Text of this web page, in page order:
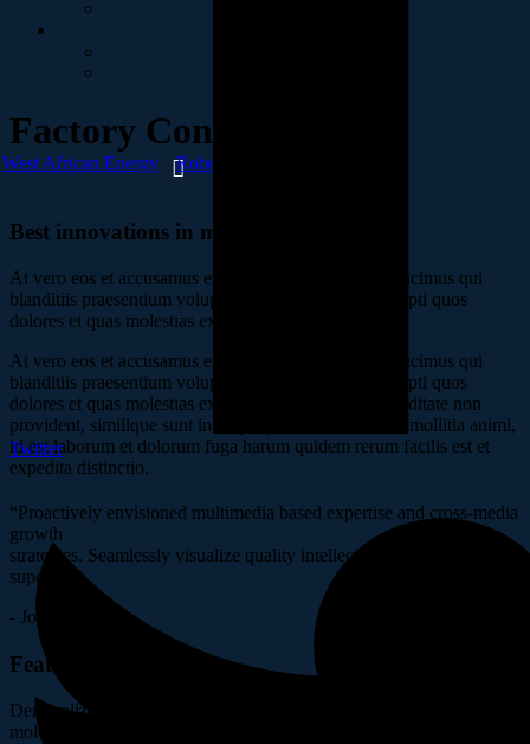
Twitter
Factory Conveyors
West African Energy Robotic
Best innovations in metallurgy
At vero eos et accusamus et iusto odio dignissimos ducimus qui
blanditiis praesentium voluptatum deleniti atque corrupti quos
dolores et quas molestias excepturi.
At vero eos et accusamus et iusto odio dignissimos ducimus qui
blanditiis praesentium voluptatum deleniti atque corrupti quos
dolores et quas molestias excepturi sint occaecati cupiditate non
provident, similique sunt in culpa qui officia deserunt mollitia animi,
id est laborum et dolorum fuga harum quidem rerum facilis est et
expedita distinctio.
“Proactively envisioned multimedia based expertise and cross-media
growth
strategies. Seamlessly visualize quality intellectual capital without
superior.”
- John Henry
Features of Project
Demoralized voluptatum deleniti atque corrupti dolores quas
molestias excepturi sint occaecati.